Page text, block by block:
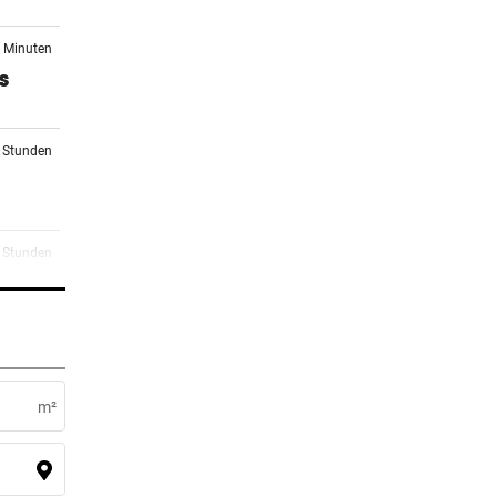
Minuten
Stunden
zu
m²